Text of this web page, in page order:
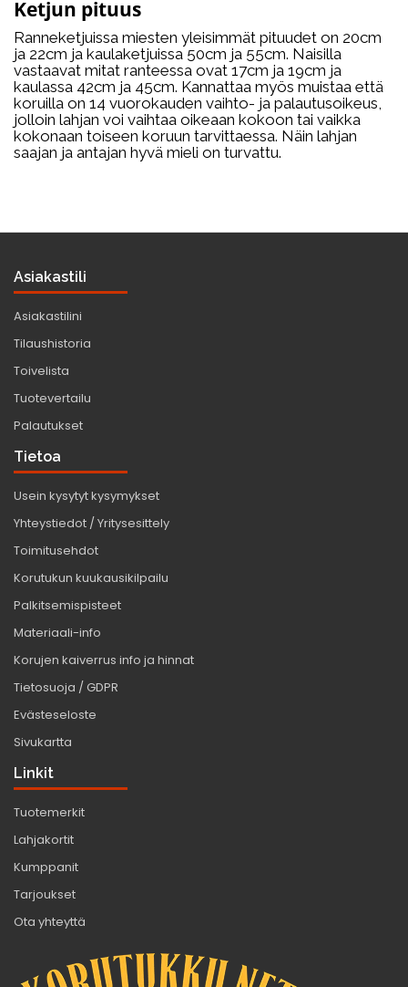
Ketjun pituus
Ranneketjuissa miesten yleisimmät pituudet on 20cm
ja 22cm ja kaulaketjuissa 50cm ja 55cm. Naisilla
vastaavat mitat ranteessa ovat 17cm ja 19cm ja
kaulassa 42cm ja 45cm. Kannattaa myös muistaa että
koruilla on 14 vuorokauden vaihto- ja palautusoikeus,
jolloin lahjan voi vaihtaa oikeaan kokoon tai vaikka
kokonaan toiseen koruun tarvittaessa. Näin lahjan
saajan ja antajan hyvä mieli on turvattu.
Asiakastili
Asiakastilini
Tilaushistoria
Toivelista
Tuotevertailu
Palautukset
Tietoa
Usein kysytyt kysymykset
Yhteystiedot / Yritysesittely
Toimitusehdot
Korutukun kuukausikilpailu
Palkitsemispisteet
Materiaali-info
Korujen kaiverrus info ja hinnat
Tietosuoja / GDPR
Evästeseloste
Sivukartta
Linkit
Tuotemerkit
Lahjakortit
Kumppanit
Tarjoukset
Ota yhteyttä